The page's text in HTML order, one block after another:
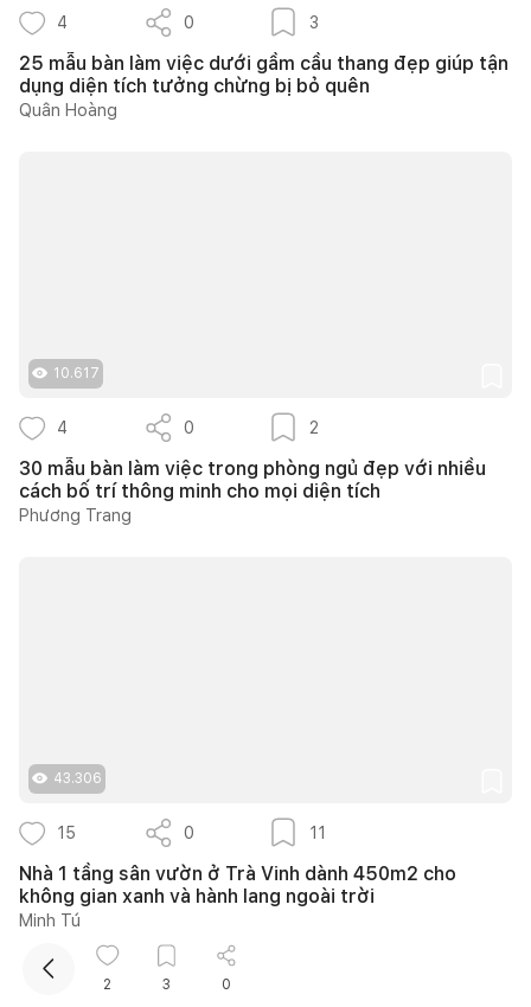
4 0 3
25 mẫu bàn làm việc dưới gầm cầu thang đẹp giúp tận
dụng diện tích tưởng chừng bị bỏ quên
Quân Hoàng
10.617
4 0 2
30 mẫu bàn làm việc trong phòng ngủ đẹp với nhiều
cách bố trí thông minh cho mọi diện tích
Phương Trang
43.306
15 0 11
Nhà 1 tầng sân vườn ở Trà Vinh dành 450m2 cho
không gian xanh và hành lang ngoài trời
Minh Tú
2 3 0